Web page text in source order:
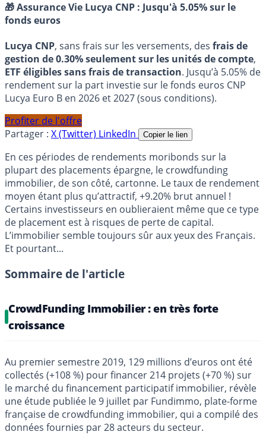
🎁 Assurance Vie Lucya CNP : Jusqu'à 5.05% sur le
fonds euros
Lucya CNP, sans frais sur les versements, des frais de
gestion de 0.30% seulement sur les unités de compte,
ETF éligibles sans frais de transaction. Jusqu’à 5.05% de
rendement sur la part investie sur le fonds euros CNP
Lucya Euro B en 2026 et 2027 (sous conditions).
Profiter de l'offre
Partager : X (Twitter) LinkedIn Copier le lien
En ces périodes de rendements moribonds sur la
plupart des placements épargne, le crowdfunding
immobilier, de son côté, cartonne. Le taux de rendement
moyen étant plus qu’attractif, +9.20% brut annuel !
Certains investisseurs en oublieraient même que ce type
de placement est à risques de perte de capital.
L’immobilier semble toujours sûr aux yeux des Français.
Et pourtant...
Sommaire de l'article
CrowdFunding Immobilier : en très forte
croissance
Au premier semestre 2019, 129 millions d’euros ont été
collectés (+108 %) pour financer 214 projets (+70 %) sur
le marché du financement participatif immobilier, révèle
une étude publiée le 9 juillet par Fundimmo, plate-forme
française de crowdfunding immobilier, qui a compilé des
données fournies par 28 acteurs du secteur.